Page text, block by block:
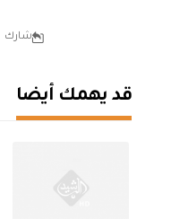
شارك
قد يهمك أيضا